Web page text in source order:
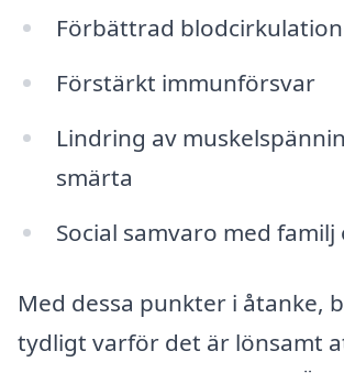
Förbättrad blodcirkulation
Förstärkt immunförsvar
Lindring av
smärta
Social samvaro med
Med dessa punkter i åtanke,
tydligt varför det är lönsamt